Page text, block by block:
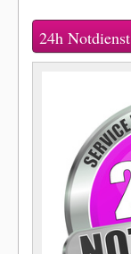
24h Notdienst